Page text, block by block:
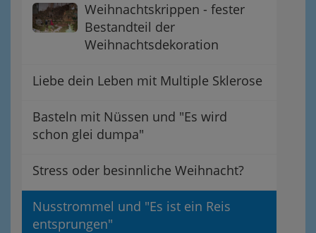
Weihnachtskrippen - fester
Bestandteil der
Weihnachtsdekoration
Liebe dein Leben mit Multiple Sklerose
Basteln mit Nüssen und "Es wird
schon glei dumpa"
Stress oder besinnliche Weihnacht?
Nusstrommel und "Es ist ein Reis
entsprungen"